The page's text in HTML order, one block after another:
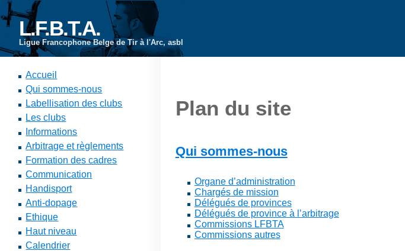
L.F.B.T.A.
Ligue Francophone Belge de Tir à l'Arc, asbl
Accueil
Qui sommes-nous
Labellisation des clubs
Les clubs
Informations
Arbitrage et règlements
Formation des cadres
Communication
Handisport
Anti-dopage
Ethique
Haut niveau
Calendrier
Plan du site
Qui sommes-nous
Organe d’administration
Chargés de mission
Délégués de provinces
Délégués de province à l’arbitrage
Commissions LFBTA
Commissions autres